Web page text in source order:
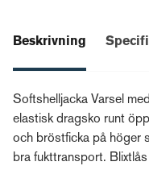
Beskrivning
Softshelljacka Varsel
elastisk dragsko runt
och bröstficka på höger
bra fukttransport.